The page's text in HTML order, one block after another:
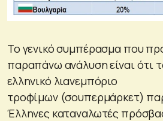
Το γενικό συμπέρασμα που
παραπάνω ανάλυση είναι ότι
ελληνικό λιανεμπόριο
τροφίμων (σουπερμάρκετ)
Έλληνες καταναλωτές